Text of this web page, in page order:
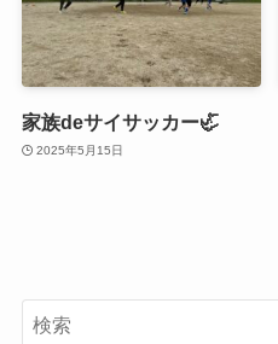
家族deサイサッカー🦏
2025年5月15日